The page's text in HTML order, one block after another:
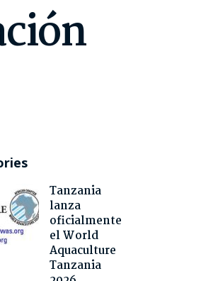
Tanzania
lanza
oficialmente
el World
Aquaculture
Tanzania